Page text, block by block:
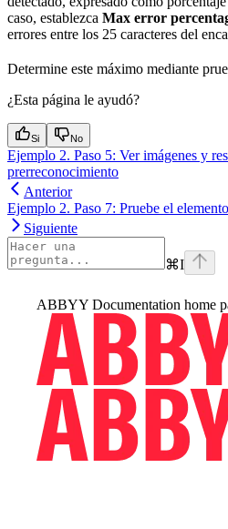
caso, establezca Max error
errores entre los 25 caracteres del
Determine este máximo mediante
¿Esta página le ayudó?
Si No
Ejemplo 2. Paso 5: Ver imágenes y
prerreconocimiento
Anterior
Ejemplo 2. Paso 7: Pruebe el
Siguiente
⌘I
ABBYY Documentation home